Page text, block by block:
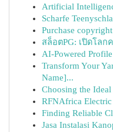
Artificial
Scharfe
Purchase
สล็อตPG: เปิดโล
AI-Powered
Transform Your
Name]...
Choosing the
RFNAfrica
Finding Reliable
Jasa Instalasi